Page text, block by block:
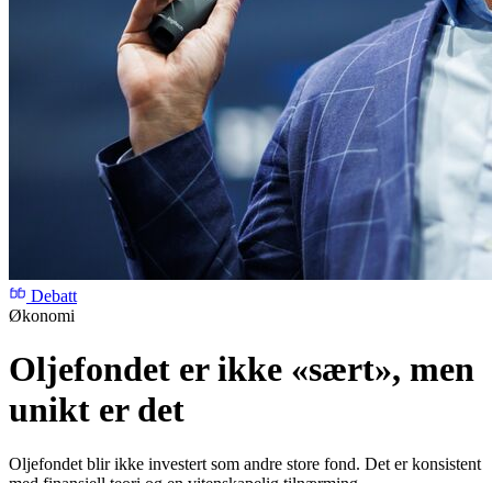
Debatt
Økonomi
Oljefondet er ikke «sært», men
unikt er det
Oljefondet blir ikke investert som andre store fond. Det er konsistent